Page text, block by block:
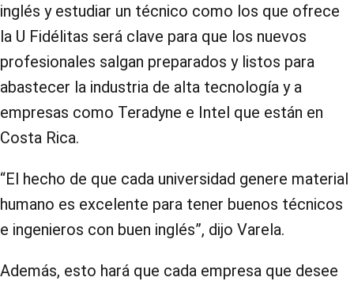
inglés y estudiar un técnico como los que ofrece
la U Fidélitas será clave para que los nuevos
profesionales salgan preparados y listos para
abastecer la industria de alta tecnología y a
empresas como Teradyne e Intel que están en
Costa Rica.
“El hecho de que cada universidad genere material
humano es excelente para tener buenos técnicos
e ingenieros con buen inglés”, dijo Varela.
Además, esto hará que cada empresa que desee